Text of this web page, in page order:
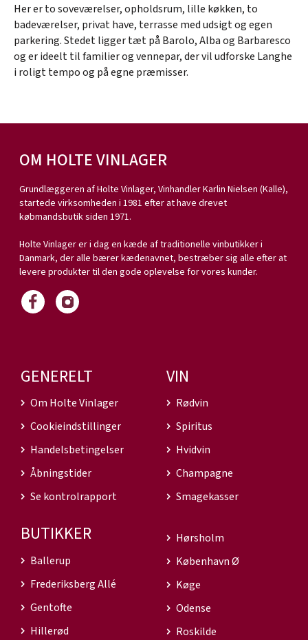
Her er to soveværelser, opholdsrum, lille køkken, to
badeværelser, privat have, terrasse med udsigt og egen
parkering. Stedet ligger tæt på Barolo, Alba og Barbaresco
og er ideelt til familier og vennepar, der vil udforske Langhe
i roligt tempo og på egne præmisser.
OM HOLTE VINLAGER
Grundlæggeren af Holte Vinlager, Vinhandler Karlin Nielsen (Kalle),
startede virksomheden i 1981 efter at have drevet
købmandsbutik siden 1971.
Holte Vinlager er i dag en kæde af traditionelle vinbutikker i
Danmark, der alle bærer kædenavnet, bestræber sig alle efter at
levere produkter til den gode oplevelse for vores kunder.
GENERELT
Om Holte Vinlager
Cookieindstillinger
Handelsbetingelser
Åbningstider
Se kontrolrapport
VIN
Rødvin
Spiritus
Hvidvin
Champagne
Smagekasser
BUTIKKER
Ballerup
Frederiksberg Allé
Gentofte
Hillerød
Hørsholm
København Ø
Køge
Odense
Roskilde